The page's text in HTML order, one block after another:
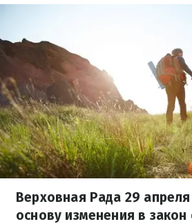
Верховная Рада 29
основу изменения в закон